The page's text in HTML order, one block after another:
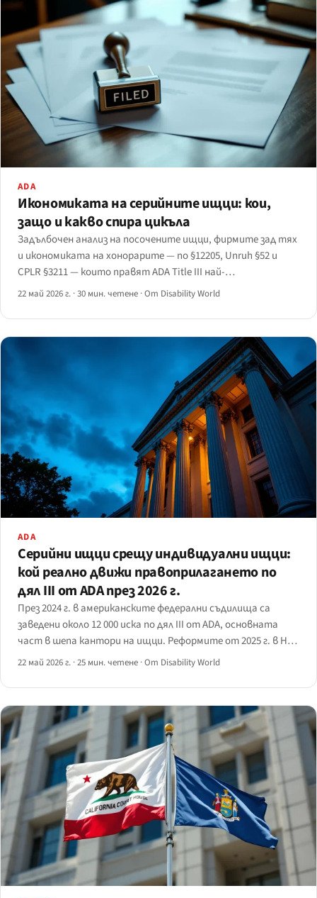
ADA
Икономиката на серийните ищци: кои,
защо и какво спира цикъла
Задълбочен анализ на посочените ищци, фирмите зад тях
и икономиката на хонорарите — по §12205, Unruh §52 и
CPLR §3211 — които правят ADA Title III най-
управляваният от адвокати закон за гражданските
22 май 2026 г. ·30 мин. четене ·От Disability World
ADA
Серийни ищци срещу индивидуални ищци:
кой реално движи правоприлагането по
дял III от ADA през 2026 г.
През 2024 г. в американските федерални съдилища са
заведени около 12 000 иска по дял III от ADA, основната
част в шепа кантори на ищци. Реформите от 2025 г. в Ню
Йорк и Калифорния започнаха да преоформят модела — но
22 май 2026 г. ·25 мин. четене ·От Disability World